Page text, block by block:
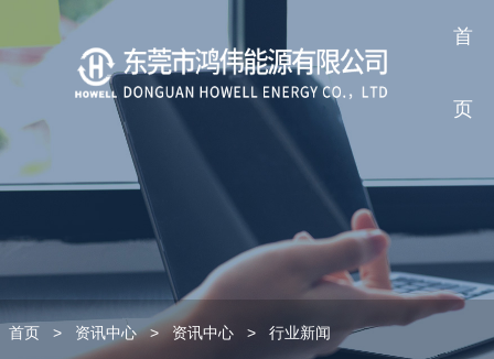
首
页
首页 > 资讯中心 > 资讯中心 > 行业新闻